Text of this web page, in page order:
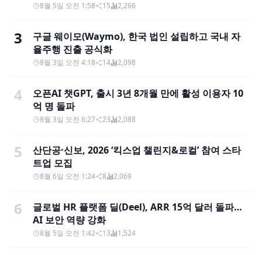
8월 5일 오전 1:58 15 2,266
3
구글 웨이모(Waymo), 한국 법인 설립하고 국내 자
율주행 진출 공식화
8월 3일 오전 4:18 14 2,098
4
오픈AI 챗GPT, 출시 3년 8개월 만에 활성 이용자 10
억 명 돌파
8월 3일 오전 6:27 23 2,088
5
산단공·신보, 2026 ‘킥스업 챌린지&로컬’ 참여 스타
트업 모집
8월 6일 오전 1:24 8 2,069
6
글로벌 HR 플랫폼 딜(Deel), ARR 15억 달러 돌파…
AI 보안 역량 강화
8월 5일 오전 1:42 13 1,524